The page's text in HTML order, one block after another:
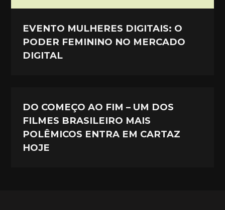
EVENTO MULHERES DIGITAIS: O
PODER FEMININO NO MERCADO
DIGITAL
DO COMEÇO AO FIM – UM DOS
FILMES BRASILEIRO MAIS
POLÊMICOS ENTRA EM CARTAZ
HOJE